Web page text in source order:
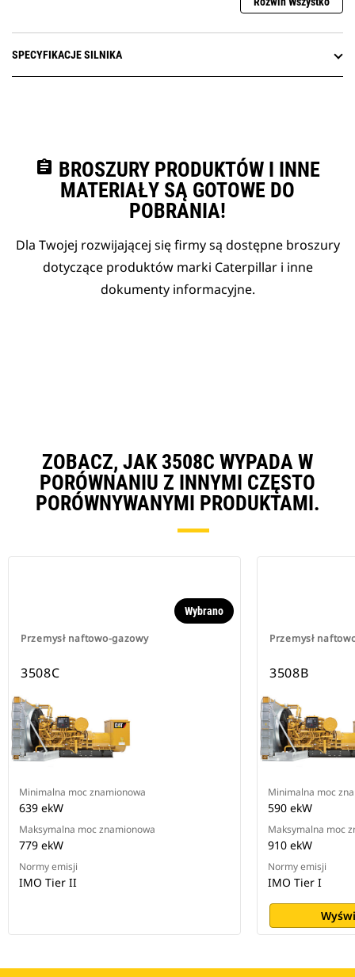
SPECYFIKACJE SILNIKA
assignment BROSZURY PRODUKTÓW I INNE
MATERIAŁY SĄ GOTOWE DO
POBRANIA!
Dla Twojej rozwijającej się firmy są dostępne broszury
dotyczące produktów marki Caterpillar i inne
dokumenty informacyjne.
ZOBACZ, JAK 3508C WYPADA W
PORÓWNANIU Z INNYMI CZĘSTO
PORÓWNYWANYMI PRODUKTAMI.
Przemysł naftowo-gazowy
Wybrano
3508C
Minimalna moc znamionowa
639 ekW
Maksymalna moc znamionowa
779 ekW
Normy emisji
IMO Tier II
Przemysł
3508B
Minimalna moc
590 ekW
Maksymalna moc
910 ekW
Normy emisji
IMO Tier I